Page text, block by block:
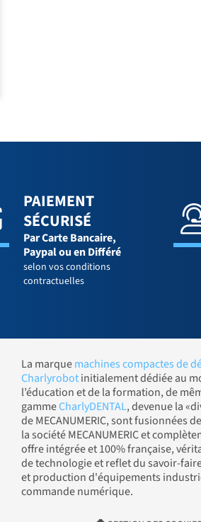
PAIEMENT
SÉCURISÉ
Par Carte Bancaire,
Paypal ou en Différé
selon vos conditions
contractuelles
La marquemachines compactes de
Charlyrobotinitialement dédiée au
l’éducation et de la formation, de
gammeCharlyDENTAL, devenue la
de MECANUMERIC, sont fusionnées
la société MECANUMERIC et
offre intégrée et 100% française,
de technologie et reflet du savoir-
et production d'équipements
commande numérique.